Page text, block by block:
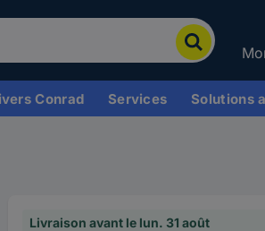
Conrad Services Solutions
Livraison avant le lun. 31 août